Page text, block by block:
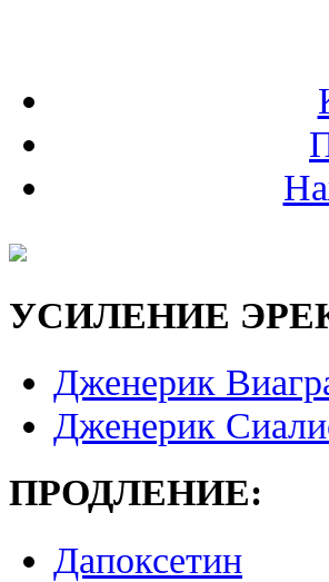
УСИЛЕНИЕ
Дженерик
Дженерик
ПРОДЛЕНИЕ:
Дапоксетин